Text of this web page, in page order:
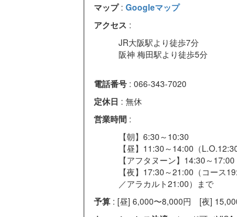
マップ : Googleマップ
アクセス :
JR大阪駅より徒歩7分
阪神 梅田駅より徒歩5分
電話番号 : 066-343-7020
定休日 : 無休
営業時間 :
【朝】6:30～10:30
【昼】11:30～14:00（L.O.12:30
【アフタヌーン】14:30～
【夜】17:30～21:00（コース
／アラカルト21:00）まで
予算 : [昼] 6,000〜8,000円 [夜]